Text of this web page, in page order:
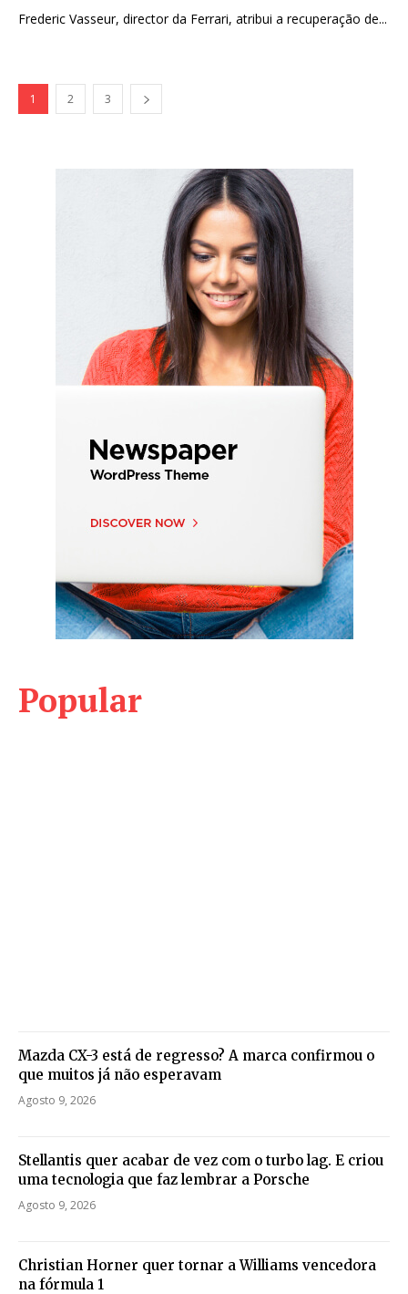
Frederic Vasseur, director da Ferrari, atribui a recuperação de...
1 2 3
Popular
Mazda CX-3 está de regresso? A marca confirmou o
que muitos já não esperavam
Agosto 9, 2026
Stellantis quer acabar de vez com o turbo lag. E criou
uma tecnologia que faz lembrar a Porsche
Agosto 9, 2026
Christian Horner quer tornar a Williams vencedora
na fórmula 1